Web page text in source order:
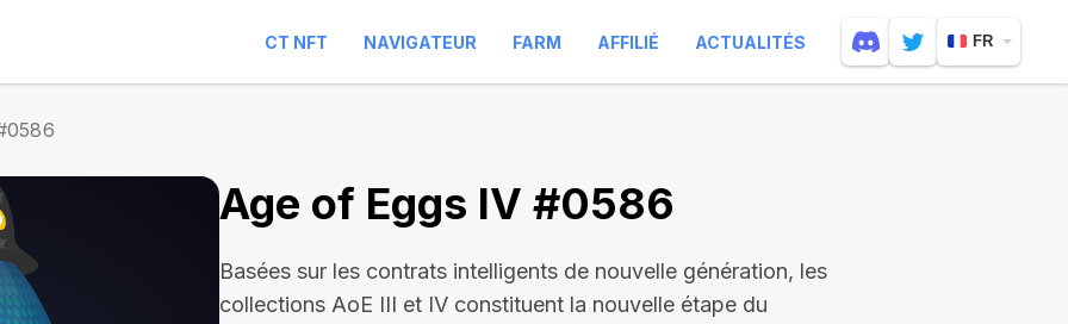
CT NFT NAVIGATEUR FARM AFFILIÉ ACTUALITÉS FR
Age of Eggs IV #0586
Basées sur les contrats intelligents de nouvelle génération, les
collections AoE III et IV constituent la nouvelle étape du